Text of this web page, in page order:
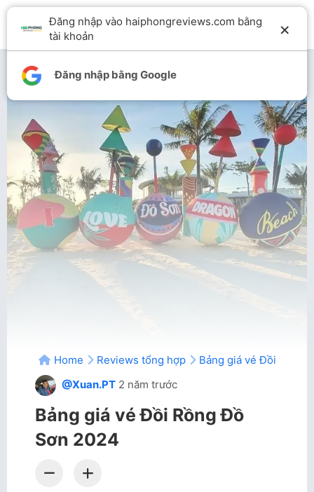
Home Reviews tổng hợp
Bảng giá vé Đồi Rồng
@Xuan.PT 2 năm trước
Bảng giá vé Đồi Rồng Đồ
Sơn 2024
Đăng nhập vào haiphongreviews.com bằng
tài khoản
×
Đăng nhập bằng Google